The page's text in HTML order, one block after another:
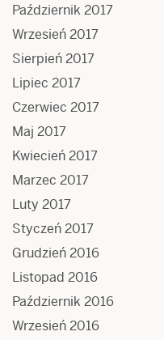
Październik 2017
Wrzesień 2017
Sierpień 2017
Lipiec 2017
Czerwiec 2017
Maj 2017
Kwiecień 2017
Marzec 2017
Luty 2017
Styczeń 2017
Grudzień 2016
Listopad 2016
Październik 2016
Wrzesień 2016